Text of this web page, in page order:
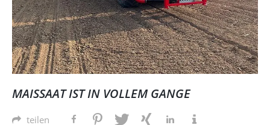
MAISSAAT IST IN VOLLEM GANGE
teilen